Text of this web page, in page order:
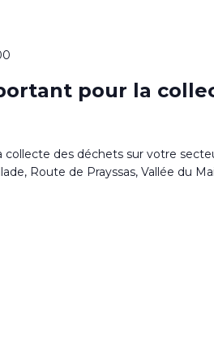
pour la
des déchets sur votre
Route de Prayssas, Vallée du